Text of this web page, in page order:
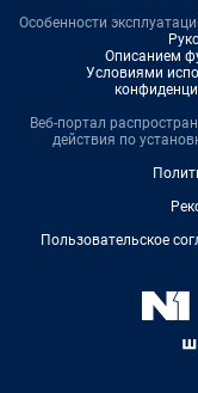
Особенности
Описанием
Условиями
Веб-портал
действия по
Пользовательское